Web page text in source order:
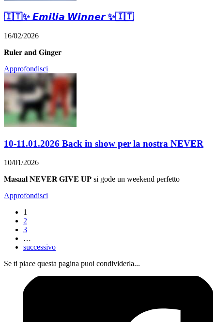
🇮🇹✨️ 𝙀𝙢𝙞𝙡𝙞𝙖 𝙒𝙞𝙣𝙣𝙚𝙧 ✨️🇮🇹
16/02/2026
𝐑𝐮𝐥𝐞𝐫 𝐚𝐧𝐝 𝐆𝐢𝐧𝐠𝐞𝐫
Approfondisci
10-11.01.2026 Back in show per la nostra NEVER
10/01/2026
𝐌𝐚𝐬𝐚𝐚𝐥 𝐍𝐄𝐕𝐄𝐑 𝐆𝐈𝐕𝐄 𝐔𝐏 si gode un weekend perfetto
Approfondisci
1
2
3
…
successivo
Se ti piace questa pagina puoi condividerla...